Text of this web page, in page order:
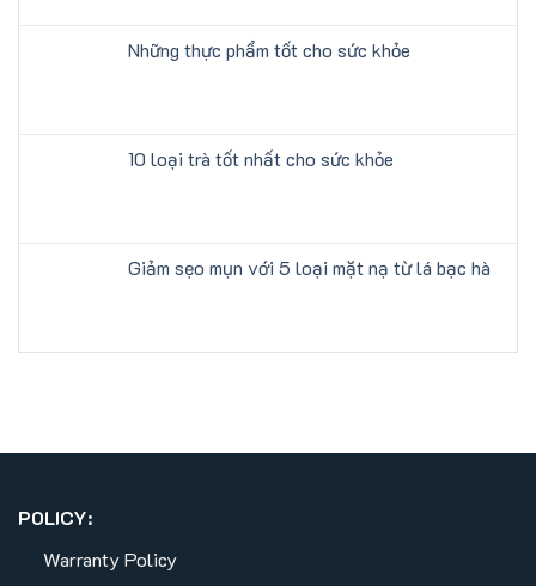
Những thực phẩm tốt cho sức khỏe
10 loại trà tốt nhất cho sức khỏe
Giảm sẹo mụn với 5 loại mặt nạ từ lá bạc hà
POLICY:
Warranty Policy